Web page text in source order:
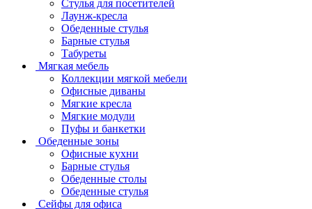
Стулья для посетителей
Лаунж-кресла
Обеденные стулья
Барные стулья
Табуреты
Мягкая мебель
Коллекции мягкой мебели
Офисные диваны
Мягкие кресла
Мягкие модули
Пуфы и банкетки
Обеденные зоны
Офисные кухни
Барные стулья
Обеденные столы
Обеденные стулья
Сейфы для офиса